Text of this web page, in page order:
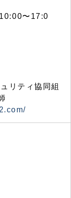
〜17:0
リティ協同組